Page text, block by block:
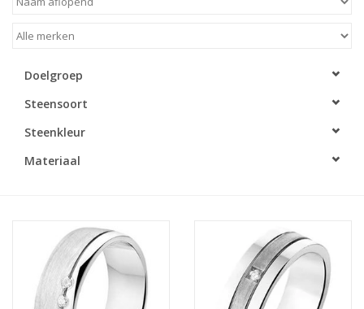
Overige
Merken
Cadeaukaarten
Doelgroep
Steensoort
Steenkleur
Materiaal